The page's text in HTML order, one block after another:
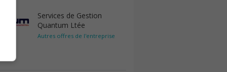
Services de Gestion
Quantum Ltée
Autres offres de l'entreprise